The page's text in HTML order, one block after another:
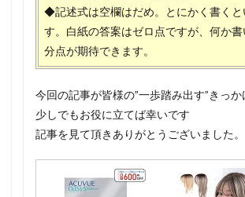
◆記述式は空欄はだめ。とにかく書くと
す。白紙の答案はゼロ点ですが、何か
分点が期待できます。
今回の記事が皆様の”一歩踏み出す”きっか
少しでもお役に立てば幸いです
記事を見て頂きありがとうございました。